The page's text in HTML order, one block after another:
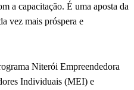
a capacitação. É uma aposta da
vez mais próspera e
Niterói Empreendedora
Individuais (MEI) e